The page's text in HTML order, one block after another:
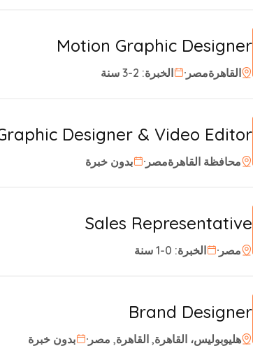
Motion Graphic Designer
القاهرةمصر الخبرة: 2-3 سنة
Designer & Video Editor
محافظة القاهرةمصر بدون خبرة
Sales Representative
مصر الخبرة: 0-1 سنة
Brand Designer
هليوبوليس، القاهرة, القاهرة, مصر بدون خبرة